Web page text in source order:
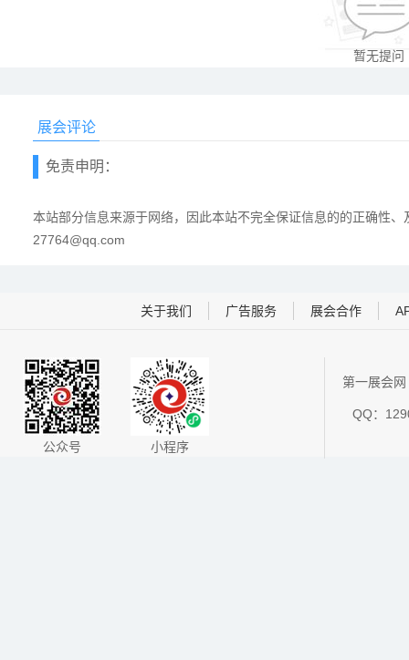
暂无提问
展会评论
免责申明：
本站部分信息来源于网络，因此本站不完全保证信息的的正确性
27764@qq.com
关于我们 广告服务 展会合作
公众号 小程序
第一展会
QQ：